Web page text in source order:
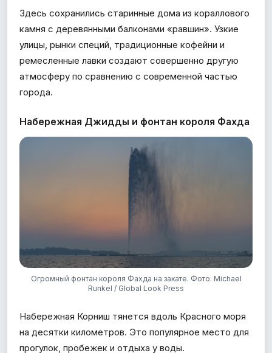
Здесь сохранились старинные дома из кораллового
камня с деревянными балконами «равшин». Узкие
улицы, рынки специй, традиционные кофейни и
ремесленные лавки создают совершенно другую
атмосферу по сравнению с современной частью
города.
Набережная Джидды и фонтан короля Фахда
Огромный фонтан короля Фахда на закате. Фото: Michael
Runkel / Global Look Press
Набережная Корниш тянется вдоль Красного моря
на десятки километров. Это популярное место для
прогулок, пробежек и отдыха у воды.